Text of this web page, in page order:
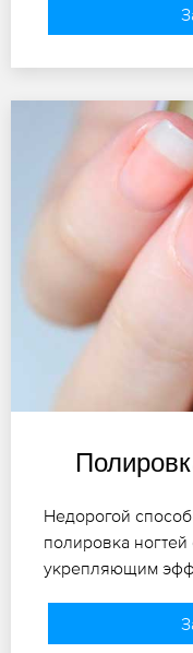
Недорогой
полировка
укрепляющим